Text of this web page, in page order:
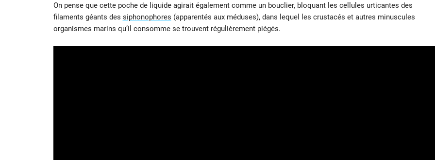
On pense que cette poche de liquide agirait également comme un bouclier, bloquant les cellules urticantes des
filaments géants des siphonophores (apparentés aux méduses), dans lequel les crustacés et autres minuscules
organismes marins qu’il consomme se trouvent régulièrement piégés.